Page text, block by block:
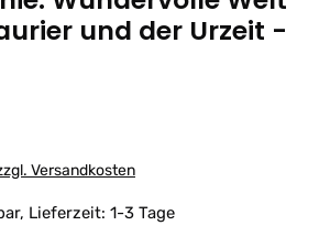
und der Urzeit -
Versandkosten
Lieferzeit: 1-3 Tage